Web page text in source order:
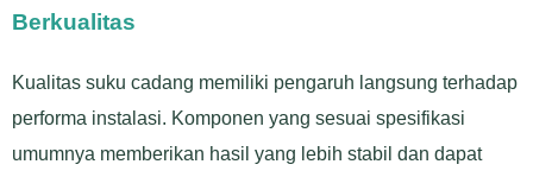
Berkualitas
Kualitas suku cadang memiliki pengaruh langsung terhadap
performa instalasi. Komponen yang sesuai spesifikasi
umumnya memberikan hasil yang lebih stabil dan dapat